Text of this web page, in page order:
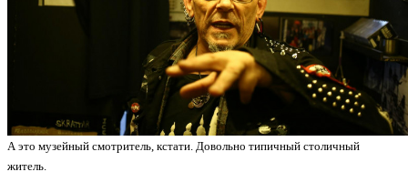
А это музейный смотритель, кстати. Довольно типичный столичный
житель.